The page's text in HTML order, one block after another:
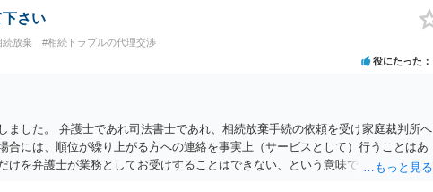
さい
続放棄 #相続トラブルの代理交渉
役にたった
ました。 弁護士であれ司法書士であれ、相続放棄手続の依頼を受け家庭裁判所へ
合には、順位が繰り上がる方への連絡を事実上（サービスとして）行うことはあ
けを弁護士が業務としてお受けすることはできない、という意味でした。